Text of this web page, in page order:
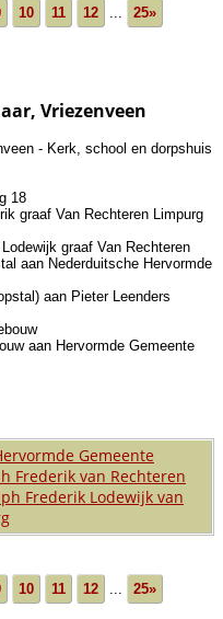
10 11 12 ... 25»
Vriezenveen
- Kerk, school en dorpshuis
18
graaf Van Rechteren Limpurg
graaf Van Rechteren
aan Nederduitsche Hervormde
aan Pieter Leenders
aan Hervormde Gemeente
Gemeente
Frederik van Rechteren
Frederik Lodewijk van
10 11 12 ... 25»